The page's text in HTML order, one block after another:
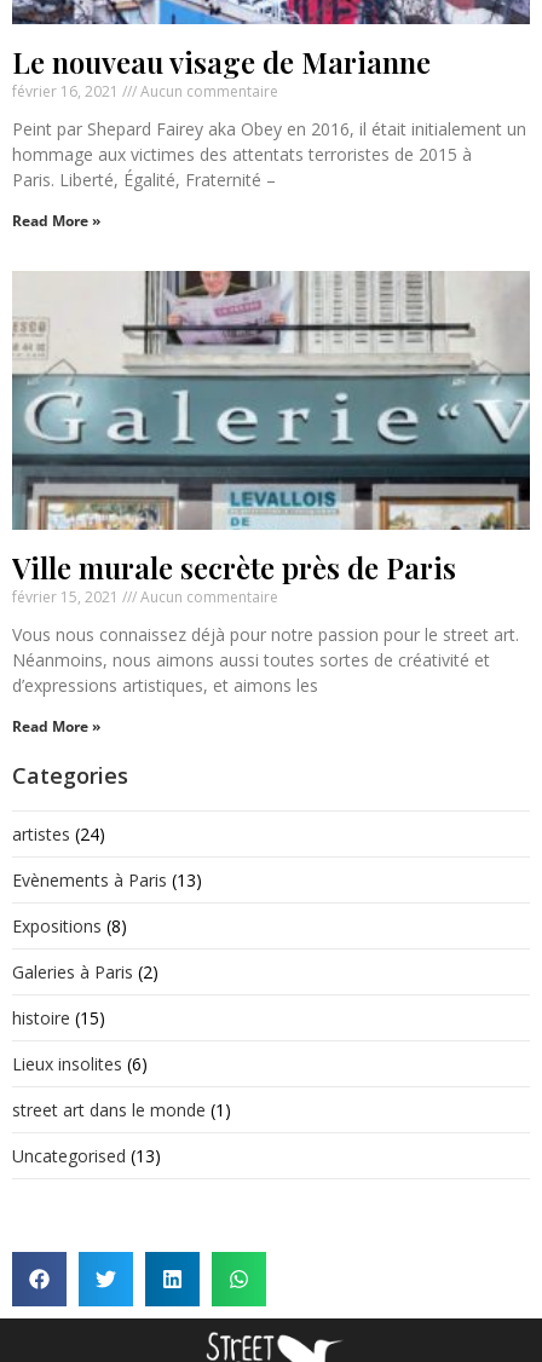
Le nouveau visage de Marianne
février 16, 2021 Aucun commentaire
Peint par Shepard Fairey aka Obey en 2016, il était initialement un
hommage aux victimes des attentats terroristes de 2015 à
Paris. Liberté, Égalité, Fraternité –
Read More »
Ville murale secrète près de Paris
février 15, 2021 Aucun commentaire
Vous nous connaissez déjà pour notre passion pour le street art.
Néanmoins, nous aimons aussi toutes sortes de créativité et
d’expressions artistiques, et aimons les
Read More »
Categories
artistes (24)
Evènements à Paris (13)
Expositions (8)
Galeries à Paris (2)
histoire (15)
Lieux insolites (6)
street art dans le monde (1)
Uncategorised (13)